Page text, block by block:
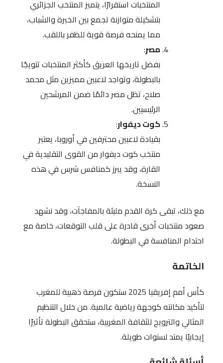
المنتخبات استقرارًا، يتميز المنتخب الجزائري
بتشكيلة متوازنة تجمع بين الخبرة والشباب،
مما يمنحه فرصة قوية للظفر باللقب.
مصر
بفضل تاريخها العريق كأكثر المنتخبات تتويجًا
بالبطولة، وتواجد لاعبين مميزين مثل محمد
صلاح، تظل مصر دائمًا ضمن المرشحين
الرئيسيين.
كوت ديفوار:
بقيادة لاعبين محترفين في أوروبا، يعتبر
منتخب كوت ديفوار من القوى التقليدية في
القارة، وقد يبرز كمنافس شرس في هذه
النسخة.
مع ذلك، تبقى كرة القدم مليئة بالمفاجآت، وقد نشهد
صعود منتخبات أخرى قادرة على قلب التوقعات، خاصة مع
احتدام المنافسة في البطولة.
الخاتمة
كأس أمم إفريقيا 2025 ستكون فرصة ذهبية للمغرب
لتأكيد مكانته كوجهة رياضية عالمية. من خلال التنظيم
المثالي والترويج للثقافة المغربية، ستحقق البطولة تأثيرًا
إيجابيًا يمتد لسنوات طويلة.